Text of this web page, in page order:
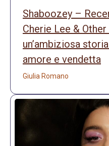
Shaboozey –
Cherie Lee & Other
un’ambiziosa
amore e vendetta
Giulia Romano